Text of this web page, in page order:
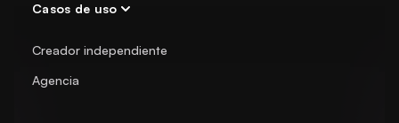
Casos de uso
Creador independiente
Agencia